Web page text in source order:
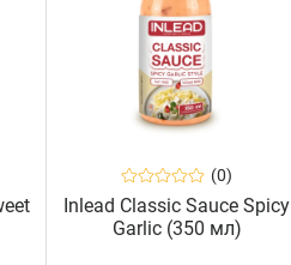
(0)
Inlead Classic Sauce Spicy
Garlic (350 мл)